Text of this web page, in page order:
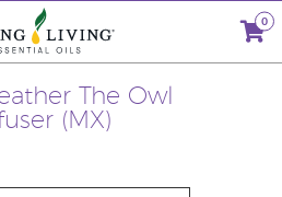
0
The Owl
(MX)